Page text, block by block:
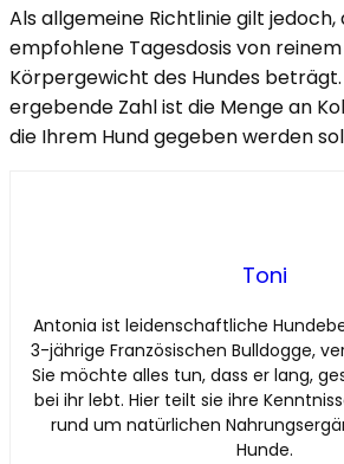
Als allgemeine Richtlinie gilt jedoch,
empfohlene Tagesdosis von reinem
Körpergewicht des Hundes
ergebende Zahl ist die Menge an
die Ihrem Hund gegeben werden
Toni
Antonia ist leidenschaftliche
3-jährige Französischen Bulldogge,
Sie möchte alles tun, dass er lang,
bei ihr lebt. Hier teilt sie ihre
rund um natürlichen
Hunde.